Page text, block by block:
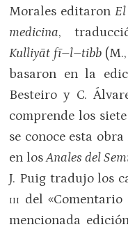
Morales editaron
medicina,
Kulliyāt fī–l–tibb
basaron en la
Besteiro y C.
comprende los
se conoce esta
en losAnales del
J. Puig tradujo los
iii del
mencionada